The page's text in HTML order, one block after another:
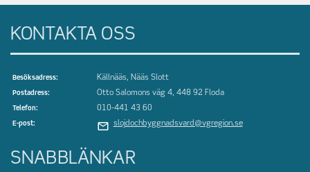
KONTAKTA OSS
Besöksadress: Källnääs, Nääs Slott
Postadress: Otto Salomons väg 4, 448 92 Floda
Telefon: 010-441 43 60
E-post: slojdochbyggnadsvard@vgregion.se
SNABBLÄNKAR